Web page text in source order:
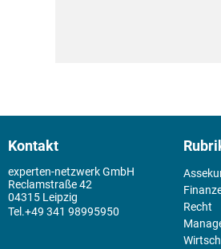
Kontakt
experten-netzwerk GmbH
Reclamstraße 42
04315 Leipzig
+49 341 98995950
Recht